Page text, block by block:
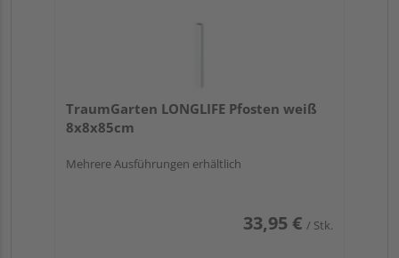
TraumGarten LONGLIFE Pfosten weiß
8x8x85cm
Mehrere Ausführungen erhältlich
33,95 € / Stk.